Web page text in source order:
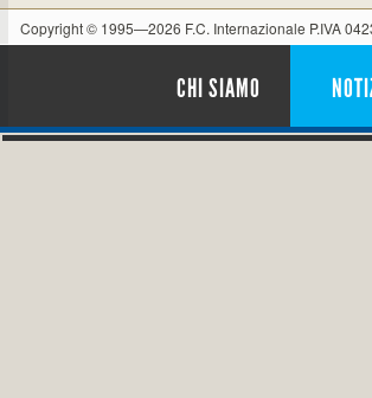
Copyright © 1995—2026 F.C. Internazionale P.IVA
CHI SIAMO